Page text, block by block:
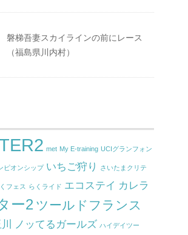
磐梯吾妻スカイラインの前にレース
（福島県川内村）
met My E-training UCIグランフォン
ピオンシップ いちご狩り さいたまクリテ
フェス らくライド エコステイ カレラ
ー2 ツールドフランス
ノッてるガールズ ハイデイツー